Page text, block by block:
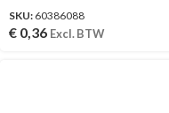
SKU: 60386088
€ 0,36 Excl. BTW